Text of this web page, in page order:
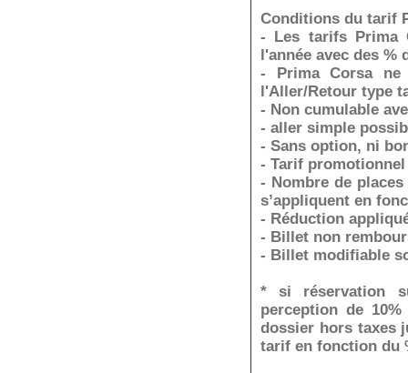
Conditions du tarif
- Les tarifs Prima
l'année avec des
- Prima Corsa ne
l'Aller/Retour type
- Non cumulable
- aller simple
- Sans option, ni
- Tarif
- Nombre de
s’appliquent en
- Réduction
- Billet non
- Billet modifiable
* si réservation
perception de
dossier hors taxes
tarif en fonction du